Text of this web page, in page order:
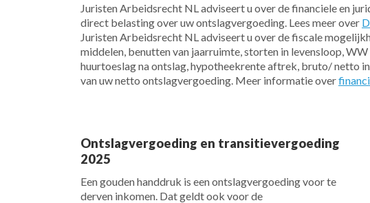
Juristen Arbeidsrecht NL adviseert u over de financiele en
direct belasting over uw ontslagvergoeding. Lees meer over
Juristen Arbeidsrecht NL adviseert u over de fiscale
middelen, benutten van jaarruimte, storten in levensloop,
huurtoeslag na ontslag, hypotheekrente aftrek, bruto/ netto
van uw netto ontslagvergoeding. Meer informatie over
Ontslagvergoeding en transitievergoeding
2025
Een gouden handdruk is een ontslagvergoeding voor te
derven inkomen. Dat geldt ook voor de